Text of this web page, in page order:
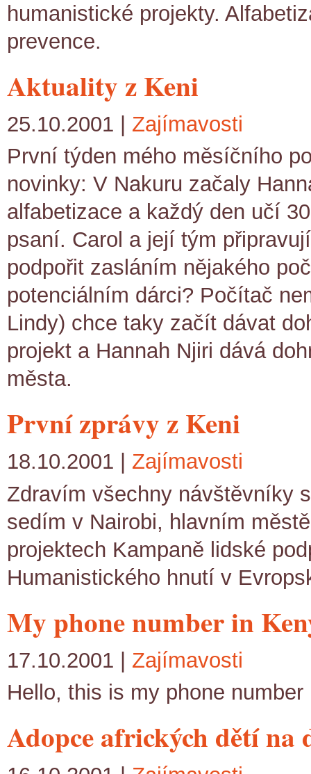
humanistické projekty.
prevence.
Aktuality z Keni
25.10.2001 | Zajímavosti
První týden mého měsíčního
novinky: V Nakuru začaly
alfabetizace a každý den učí
psaní. Carol a její tým
podpořit zasláním nějakého
potenciálním dárci? Počítač
Lindy) chce taky začít dávat
projekt a Hannah Njiri dává
města.
První zprávy z Keni
18.10.2001 | Zajímavosti
Zdravím všechny návštěvníky
sedím v Nairobi, hlavním
projektech Kampaně lidské
Humanistického hnutí v
My phone number in
17.10.2001 | Zajímavosti
Hello, this is my phone
Adopce afrických dětí na